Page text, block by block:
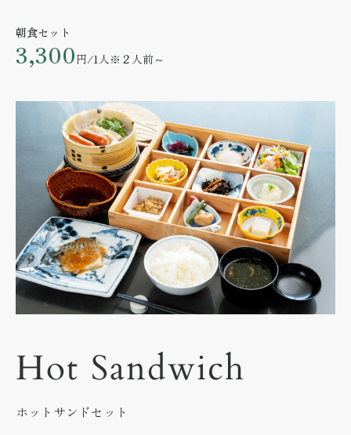
朝食セット
3,300 円/1人※２人前～
Hot Sandwich
ホットサンドセット